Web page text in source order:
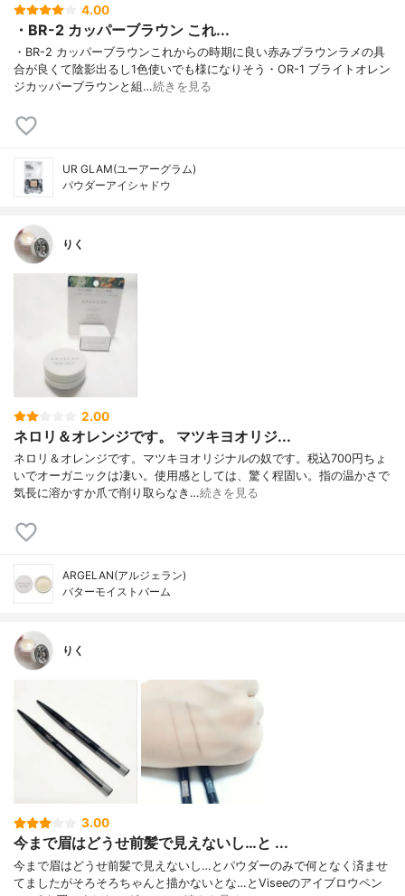
4.00
・BR-2 カッパーブラウン これ...
・BR-2 カッパーブラウンこれからの時期に良い赤みブラウンラメの具
合が良くて陰影出るし1色使いでも様になりそう・OR-1 ブライトオレン
ジカッパーブラウンと組…続きを見る
UR GLAM(ユーアーグラム)
パウダーアイシャドウ
りく
2.00
ネロリ＆オレンジです。 マツキヨオリジ...
ネロリ＆オレンジです。マツキヨオリジナルの奴です。税込700円ちょ
いでオーガニックは凄い。使用感としては、驚く程固い。指の温かさで
気長に溶かすか爪で削り取らなき…続きを見る
ARGELAN(アルジェラン)
バターモイストバーム
りく
3.00
今まで眉はどうせ前髪で見えないし…と ...
今まで眉はどうせ前髪で見えないし…とパウダーのみで何となく済ませ
てましたがそろそろちゃんと描かないとな…とViseeのアイブロウペン